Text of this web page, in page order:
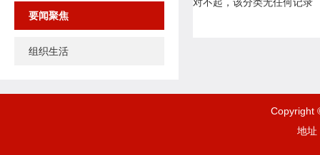
要闻聚焦
组织生活
Copyright
地址